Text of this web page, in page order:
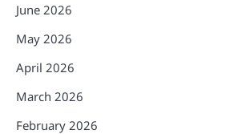
June 2026
May 2026
April 2026
March 2026
February 2026